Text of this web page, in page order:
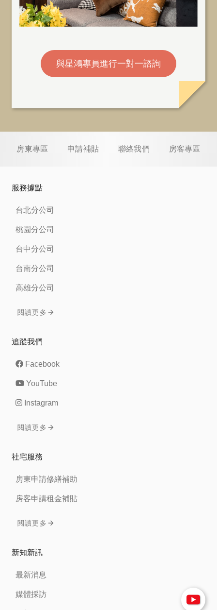
與星鴻專員進行一對一諮詢
房東專區 申請補貼 聯絡我們 房客專區
服務據點
台北分公司
桃園分公司
台中分公司
台南分公司
高雄分公司
閱讀更多
追蹤我們
Facebook
YouTube
Instagram
閱讀更多
社宅服務
房東申請修繕補助
房客申請租金補貼
閱讀更多
新知新訊
最新消息
媒體採訪